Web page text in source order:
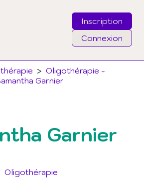
Inscription
Connexion
> Oligothérapie -
Garnier
oublié mon mot de passe
Garnier
Oligothérapie